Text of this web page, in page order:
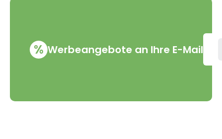
% Werbeangebote an Ihre E-Mail